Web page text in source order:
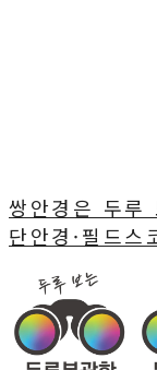
쌍안경은 두루
단안경·필드스